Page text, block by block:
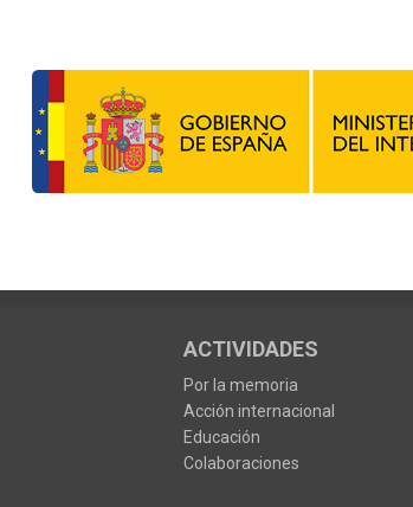
ACTIVIDADES
Por la memoria
Acción internacional
Educación
Colaboraciones